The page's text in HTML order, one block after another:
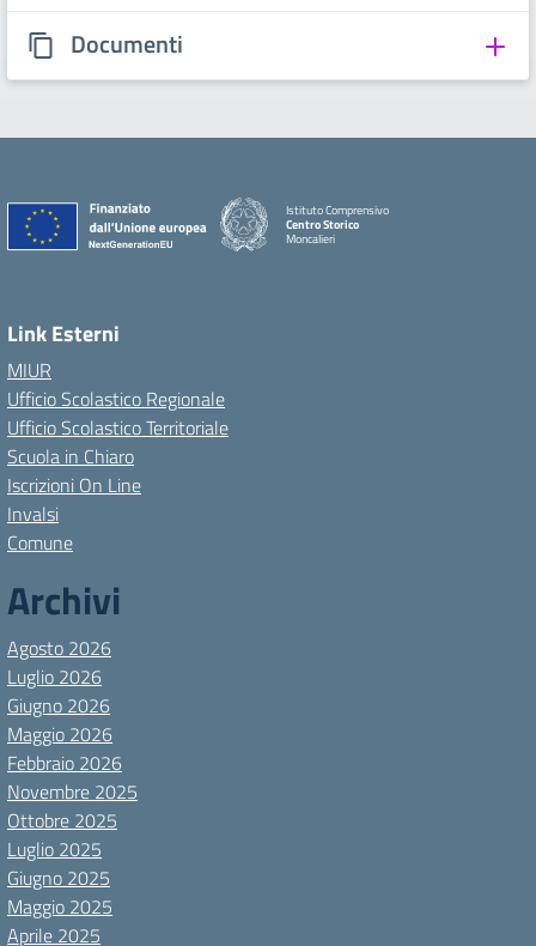
Documenti
Istituto Comprensivo
Centro Storico
Moncalieri
Link Esterni
MIUR
Ufficio Scolastico Regionale
Ufficio Scolastico Territoriale
Scuola in Chiaro
Iscrizioni On Line
Invalsi
Comune
Archivi
Agosto 2026
Luglio 2026
Giugno 2026
Maggio 2026
Febbraio 2026
Novembre 2025
Ottobre 2025
Luglio 2025
Giugno 2025
Maggio 2025
Aprile 2025